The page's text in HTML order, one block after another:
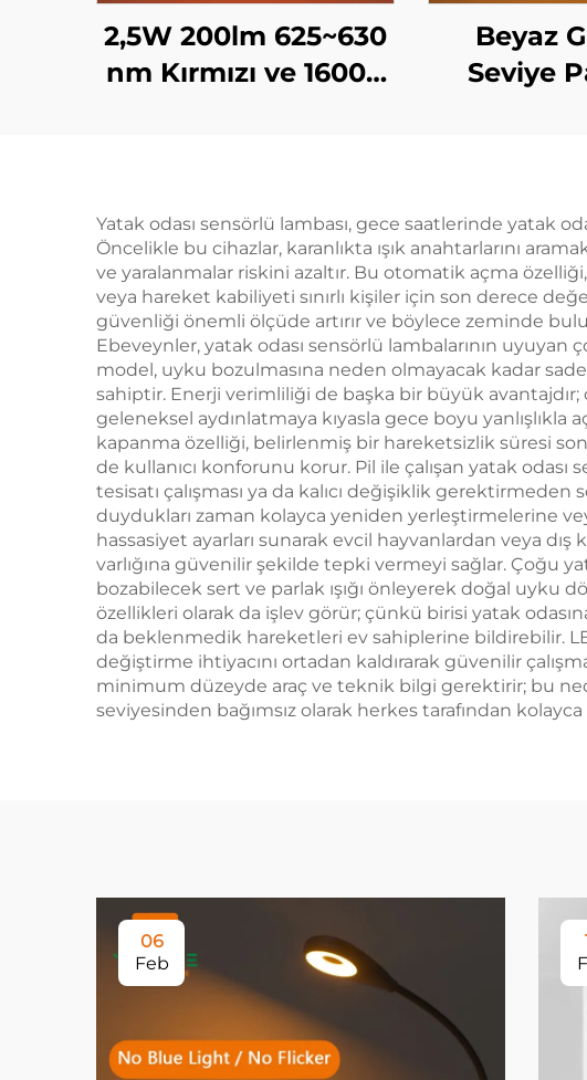
2,5W 200lm 625~630
nm Kırmızı ve 1600K
Beyaz
Seviye
1600K
LED
Yatak odası sensörlü lambası, gece saatlerinde yatak
Öncelikle bu cihazlar, karanlıkta ışık anahtarlarını
ve yaralanmalar riskini azaltır. Bu otomatik açma
veya hareket kabiliyeti sınırlı kişiler için son derece
güvenliği önemli ölçüde artırır ve böylece zeminde
Ebeveynler, yatak odası sensörlü lambalarının
model, uyku bozulmasına neden olmayacak kadar
sahiptir. Enerji verimliliği de başka bir büyük avantajdır;
geleneksel aydınlatmaya kıyasla gece boyu
kapanma özelliği, belirlenmiş bir hareketsizlik süresi
de kullanıcı konforunu korur. Pil ile çalışan yatak
tesisatı çalışması ya da kalıcı değişiklik
duydukları zaman kolayca yeniden yerleştirmelerine
hassasiyet ayarları sunarak evcil hayvanlardan veya
varlığına güvenilir şekilde tepki vermeyi sağlar. Çoğu
bozabilecek sert ve parlak ışığı önleyerek doğal uyku
özellikleri olarak da işlev görür; çünkü birisi yatak
da beklenmedik hareketleri ev sahiplerine bildirebilir.
değiştirme ihtiyacını ortadan kaldırarak güvenilir
minimum düzeyde araç ve teknik bilgi gerektirir; bu
seviyesinden bağımsız olarak herkes tarafından
06
Feb